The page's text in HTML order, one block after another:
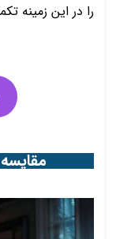
را در این زمینه